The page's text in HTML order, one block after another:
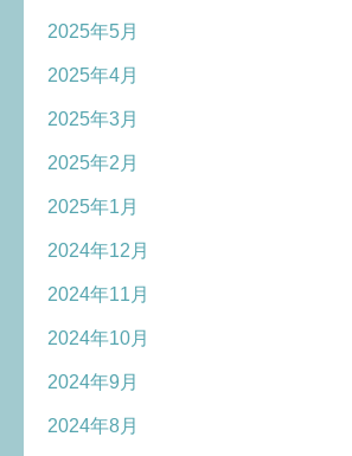
2025年5月
2025年4月
2025年3月
2025年2月
2025年1月
2024年12月
2024年11月
2024年10月
2024年9月
2024年8月